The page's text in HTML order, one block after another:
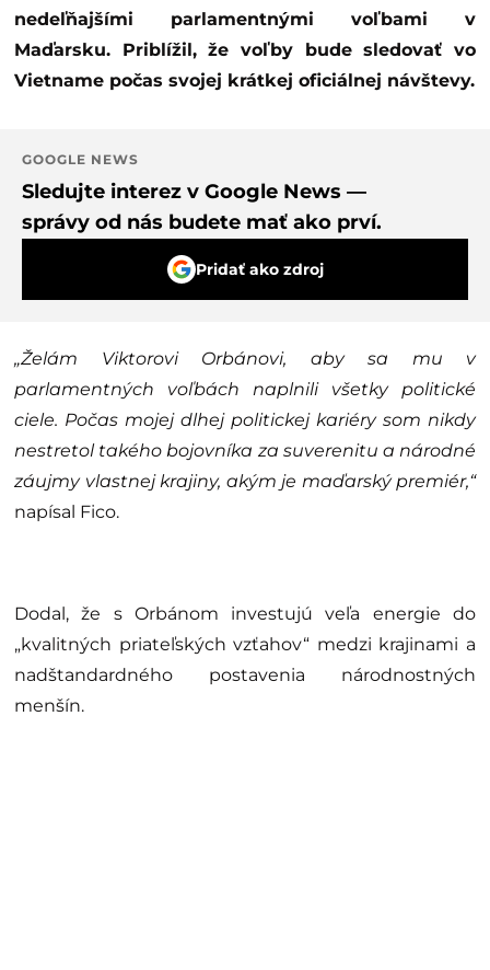
nedeľňajšími parlamentnými voľbami v
Maďarsku. Priblížil, že voľby bude sledovať vo
Vietname počas svojej krátkej oficiálnej návštevy.
GOOGLE NEWS
Sledujte interez v Google News —
správy od nás budete mať ako prví.
Pridať ako zdroj
„Želám Viktorovi Orbánovi, aby sa mu v
parlamentných voľbách naplnili všetky politické
ciele. Počas mojej dlhej politickej kariéry som nikdy
nestretol takého bojovníka za suverenitu a národné
záujmy vlastnej krajiny, akým je maďarský premiér,“
napísal Fico.
Dodal, že s Orbánom investujú veľa energie do
„kvalitných priateľských vzťahov“ medzi krajinami a
nadštandardného postavenia národnostných
menšín.